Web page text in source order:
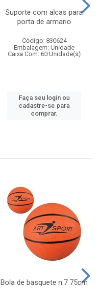
Suporte com alcas para
porta de armario
Código: 830624
Embalagem: Unidade
Caixa Com: 60 Unidade(s)
Faça seu login ou
cadastre-se para
comprar.
Bola de basquete n.7 75cm